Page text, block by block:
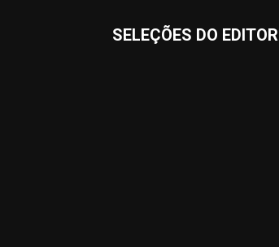
SELEÇÕES DO EDITOR